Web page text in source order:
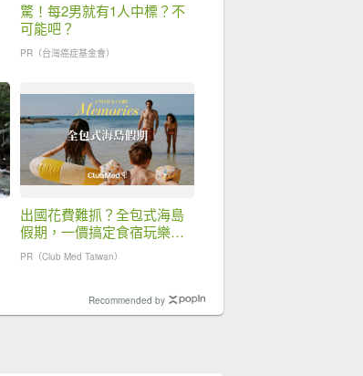
驚！每2男就有1人中標？不
可能吧？
PR（台灣癌症基金會）
出國花費難抓？全包式海島
假期，一價搞定食宿玩樂，
省錢更省心！
PR（Club Med Taiwan）
Recommended by